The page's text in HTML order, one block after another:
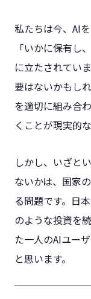
私たちは今、AI
「いかに保有し
に立たされてい
要はないかもし
を適切に組み合
くことが現実的
しかし、いざと
ないかは、国家
る問題です。日
のような投資を
た一人のAIユー
と思います。